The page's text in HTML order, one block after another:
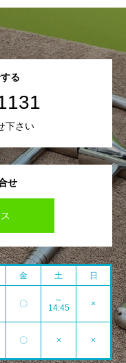
せ
る
下さい
金 土 日
〇
～
14:45
×
〇 × ×